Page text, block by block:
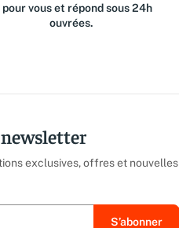
pour vous et répond sous 24h
ouvrées.
exclusives, offres et nouvelles